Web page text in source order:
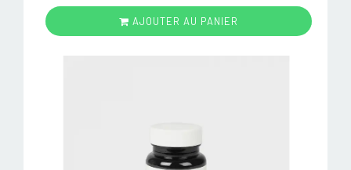
AJOUTER AU PANIER